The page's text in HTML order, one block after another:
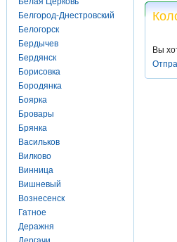
Белгород-Днестровский
Белогорск
Бердычев
Бердянск
Борисовка
Бородянка
Боярка
Бровары
Брянка
Васильков
Вилково
Винница
Вишневый
Вознесенск
Гатное
Деражня
Вы